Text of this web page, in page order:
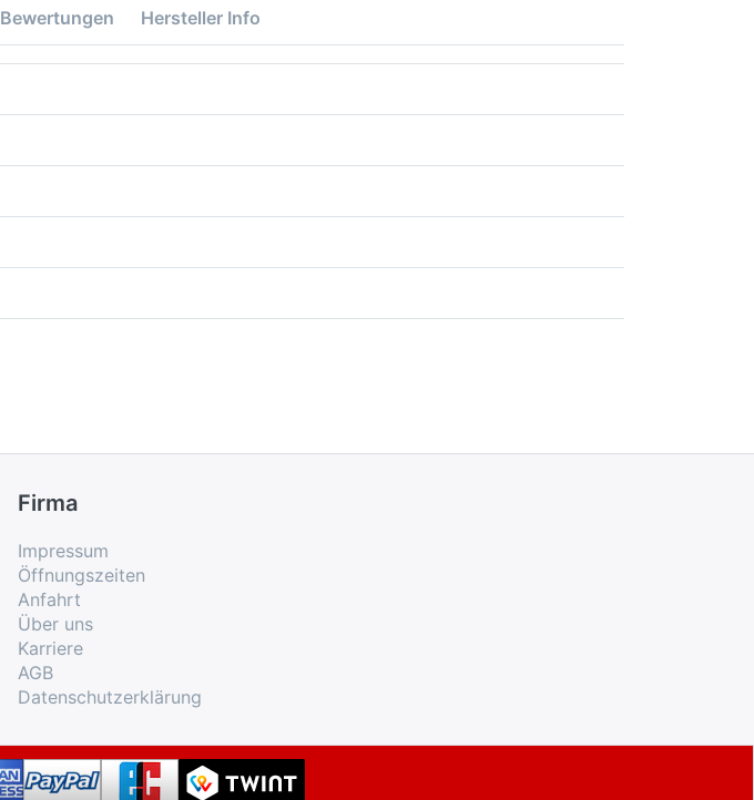
Bewertungen Hersteller Info
Firma
Impressum
Öffnungszeiten
Anfahrt
Über uns
Karriere
AGB
Datenschutzerklärung